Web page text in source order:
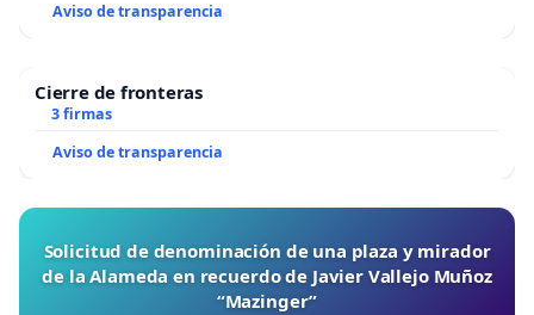
Aviso de transparencia
Cierre de fronteras
3 firmas
Aviso de transparencia
Solicitud de denominación de una plaza y mirador
de la Alameda en recuerdo de Javier Vallejo Muñoz
“Mazinger”